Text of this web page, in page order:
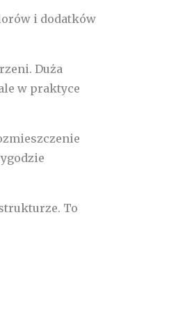
i dodatków
Duża
w praktyce
To